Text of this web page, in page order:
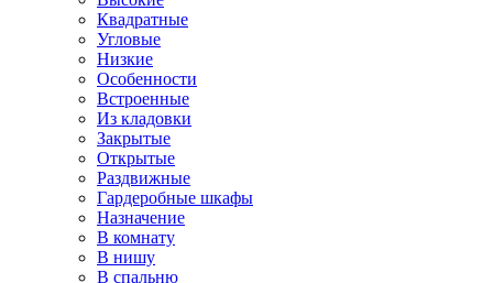
Квадратные
Угловые
Низкие
Особенности
Встроенные
Из кладовки
Закрытые
Открытые
Раздвижные
Гардеробные шкафы
Назначение
В комнату
В нишу
В спальню